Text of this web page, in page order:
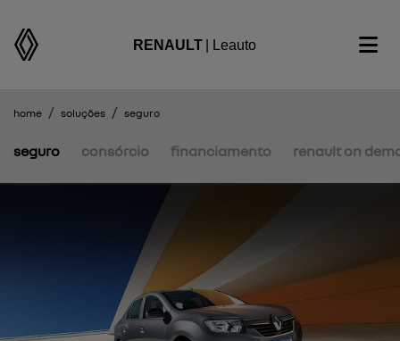
RENAULT | Leauto
home soluções seguro
consórcio financiamento
seguro renault on